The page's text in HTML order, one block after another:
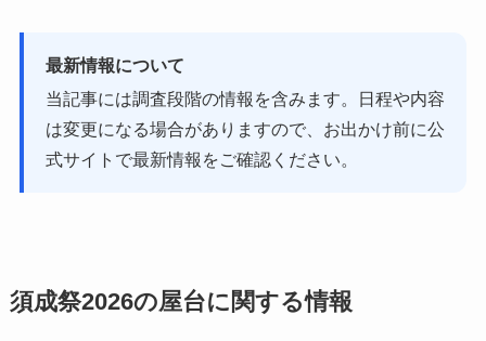
最新情報について
当記事には調査段階の情報を含みます。日程や内容
は変更になる場合がありますので、お出かけ前に公
式サイトで最新情報をご確認ください。
須成祭2026の屋台に関する情報